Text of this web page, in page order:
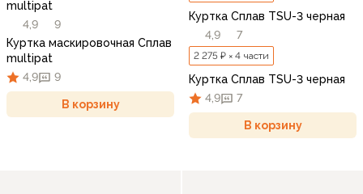
multipat
4,9
9
Куртка маскировочная Сплав
multipat
4,9
9
В корзину
Куртка Сплав TSU-3 черная
4,9
7
2 275 ₽ × 4 части
Куртка Сплав TSU-3 черная
4,9
7
В корзину